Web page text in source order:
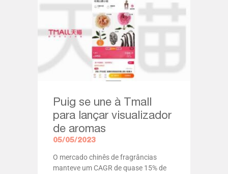
Puig se une à Tmall
para lançar visualizador
de aromas
05/05/2023
O mercado chinês de fragrâncias
manteve um CAGR de quase 15% de